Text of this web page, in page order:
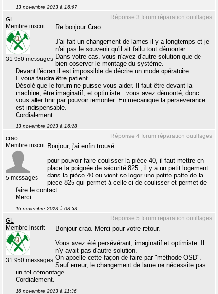
13 novembre 2023 à 16:07
Réponse 3 forum réparation outillages
GL
Membre inscrit
31 950 messages
Re bonjour Crao.
J'ai fait un changement de lames il y a longtemps et je
n'ai pas le souvenir qu'il ait fallu tout démonter.
Dans votre cas, vous n'avez d'autre solution que de
bien observer le montage du système.
Devant l'écran il est impossible de décrire un mode opératoire.
Il vous faudra être patient.
Désolé que le forum ne puisse vous aider. Il faut être devant la
machine, être imaginatif, et optimiste : vous avez démonté, donc
vous aller finir par pouvoir remonter. En mécanique la persévérance
est indispensable.
Cordialement.
13 novembre 2023 à 16:28
Réponse 4 forum réparation outillages
crao
Membre inscrit
5 messages
Bonjour, j'ai enfin trouvé...
pour pouvoir faire coulisser la pièce 40, il faut mettre en
place la poignée de sécurité 825 , il y a un petit logement
dans la pièce 40 ou vient se loger une petite patte de la
pièce 825 qui permet à celle ci de coulisser et permet de
faire le contact.
Merci
16 novembre 2023 à 08:53
Réponse 5 forum réparation outillages
GL
Membre inscrit
31 950 messages
Bonjour crao. Merci pour votre retour.
Vous avez été persévérant, imaginatif et optimiste. Il
n'y avait pas d'autre solution.
On appelle cette façon de faire par "méthode OSD".
Sauf erreur, le changement de lame ne nécessite pas
un tel démontage.
Cordialement.
16 novembre 2023 à 11:36